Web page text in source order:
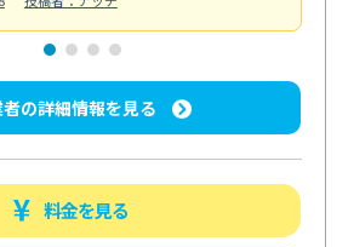
の詳細情報を見る
料金を見る